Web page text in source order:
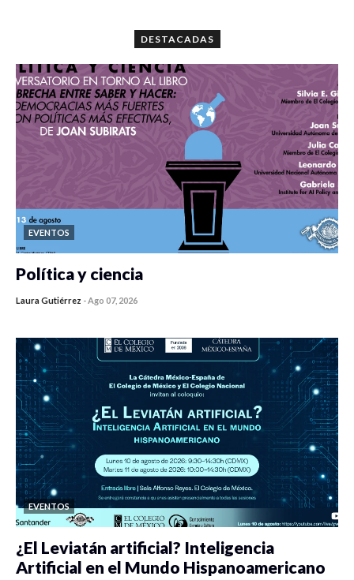
DESTACADAS
EVENTOS
Política y ciencia
Laura Gutiérrez -Ago 07, 2026
EVENTOS
¿El Leviatán artificial? Inteligencia
Artificial en el Mundo Hispanoamericano